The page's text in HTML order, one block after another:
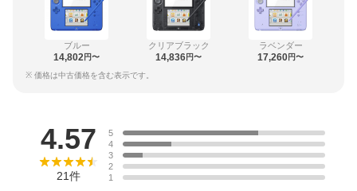
ブルー
14,802円〜
クリアブラック
14,836円〜
ラベンダー
17,260円〜
※ 価格は中古価格を含む表示です。
4.57
21件
5
4
3
2
1